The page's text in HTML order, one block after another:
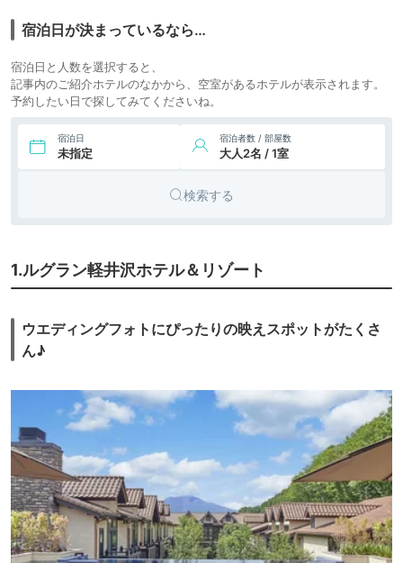
ル
ル ウエスト
宿泊日が決まっているなら…
宿泊日と人数を選択すると、
記事内のご紹介ホテルのなかから、空室があるホテルが表示されます。
予約したい日で探してみてくださいね。
宿泊日
未指定
宿泊者数 / 部屋数
大人2名 / 1室
検索する
1.ルグラン軽井沢ホテル＆リゾート
ウエディングフォトにぴったりの映えスポットがたくさ
ん♪